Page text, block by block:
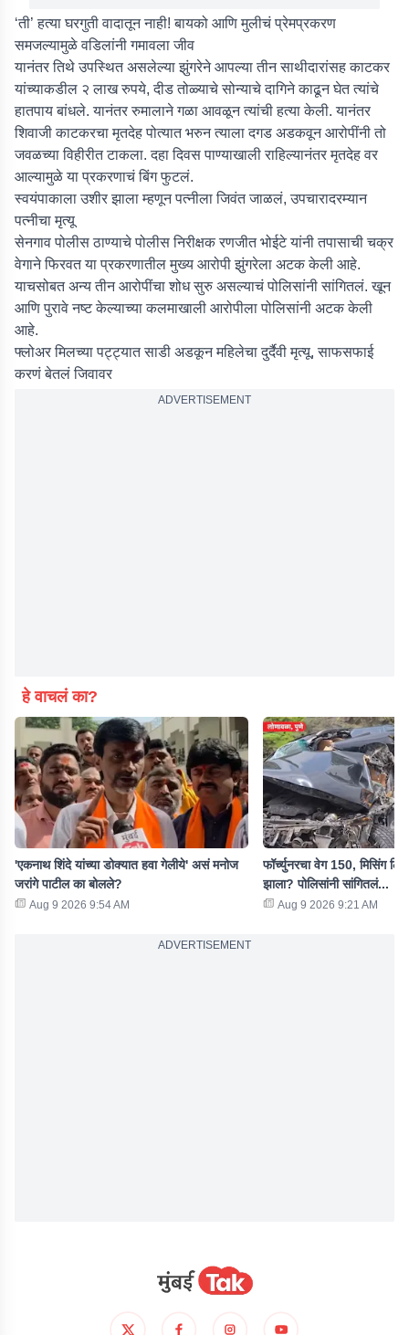
‘ती’ हत्या घरगुती वादातून नाही! बायको आणि मुलीचं प्रेमप्रकरण
समजल्यामुळे वडिलांनी गमावला जीव
यानंतर तिथे उपस्थित असलेल्या झुंगरेने आपल्या तीन साथीदारांसह काटकर
यांच्याकडील २ लाख रुपये, दीड तोळ्याचे सोन्याचे दागिने काढून घेत त्यांचे
हातपाय बांधले. यानंतर रुमालाने गळा आवळून त्यांची हत्या केली. यानंतर
शिवाजी काटकरचा मृतदेह पोत्यात भरुन त्याला दगड अडकवून आरोपींनी तो
जवळच्या विहीरीत टाकला. दहा दिवस पाण्याखाली राहिल्यानंतर मृतदेह वर
आल्यामुळे या प्रकरणाचं बिंग फुटलं.
स्वयंपाकाला उशीर झाला म्हणून पत्नीला जिवंत जाळलं, उपचारादरम्यान
पत्नीचा मृत्यू
सेनगाव पोलीस ठाण्याचे पोलीस निरीक्षक रणजीत भोईटे यांनी तपासाची चक्र
वेगाने फिरवत या प्रकरणातील मुख्य आरोपी झुंगरेला अटक केली आहे.
याचसोबत अन्य तीन आरोपींचा शोध सुरु असल्याचं पोलिसांनी सांगितलं. खून
आणि पुरावे नष्ट केल्याच्या कलमाखाली आरोपीला पोलिसांनी अटक केली
आहे.
फ्लोअर मिलच्या पट्ट्यात साडी अडकून महिलेचा दुर्दैवी मृत्यू, साफसफाई
करणं बेतलं जिवावर
ADVERTISEMENT
हे वाचलं का?
'एकनाथ शिंदे यांच्या डोक्यात हवा गेलीये' असं मनोज
जरांगे पाटील का बोलले?
Aug 9 2026 9:54 AM
फॉर्च्युनरचा वेग 150, मिसिंग
झाला? पोलिसांनी सांगितलं...
Aug 9 2026 9:21 AM
ADVERTISEMENT